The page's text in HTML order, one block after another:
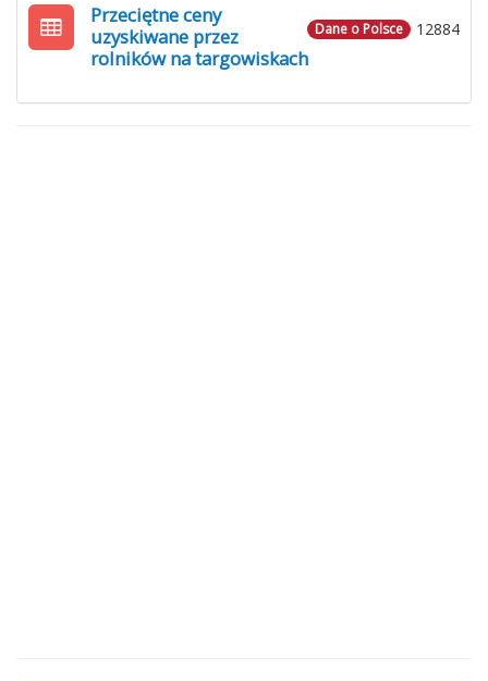
12884
Dane o Polsce
Przeciętne ceny
uzyskiwane przez
rolników na targowiskach